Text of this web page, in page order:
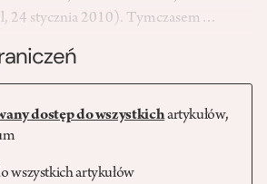
24 stycznia 2010). Tymczasem…
dostęp do wszystkichartykułów,
wszystkich artykułów